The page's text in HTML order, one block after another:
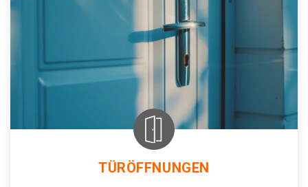
TÜRÖFFNUNGEN